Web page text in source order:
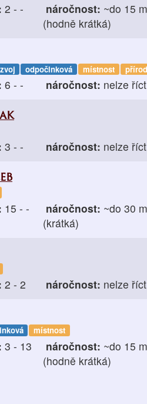
2 - - náročnost: ~do 15
(hodně krátká)
odpočinková místnost
6 - - náročnost: nelze říct
3 - - náročnost: nelze říct
15 - - náročnost: ~do 30
(krátká)
2 - 2 náročnost: nelze říct
místnost
3 - 13 náročnost: ~do 15
(hodně krátká)